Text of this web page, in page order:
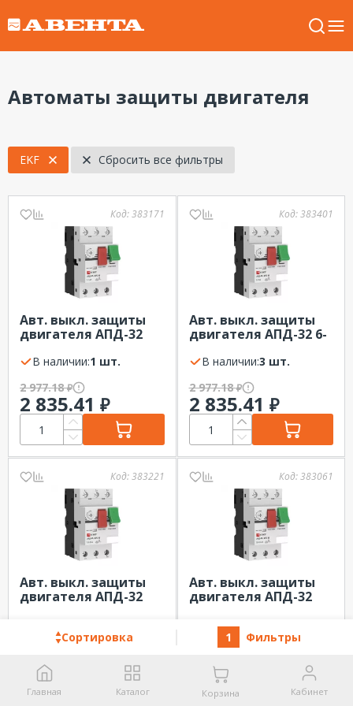
Автоматы защиты двигателя
Сортировка 1 Фильтры
EKF Сбросить все фильтры
Код:383171
Авт. выкл. защиты
двигателя АПД-32
В наличии:
1 шт.
2 977.18₽
2 835.41 ₽
Код:383401
Авт. выкл. защиты
двигателя АПД-32 6-
В наличии:
3 шт.
2 977.18₽
2 835.41 ₽
Код:383221
Авт. выкл. защиты
двигателя АПД-32
2 835.41
Код:383061
Авт. выкл. защиты
двигателя АПД-32
В наличии:
2 977.18₽
2 835.41
Главная Каталог Корзина Кабинет